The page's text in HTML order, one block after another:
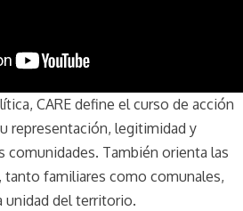
CARE define el curso de acción
representación, legitimidad y
comunidades. También orienta las
tanto familiares como comunales,
unidad del territorio.